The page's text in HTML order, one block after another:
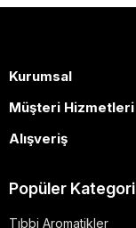
Kurumsal
Müşteri Hizmetleri
Alışveriş
Popüler
Tıbbi Aromatikler